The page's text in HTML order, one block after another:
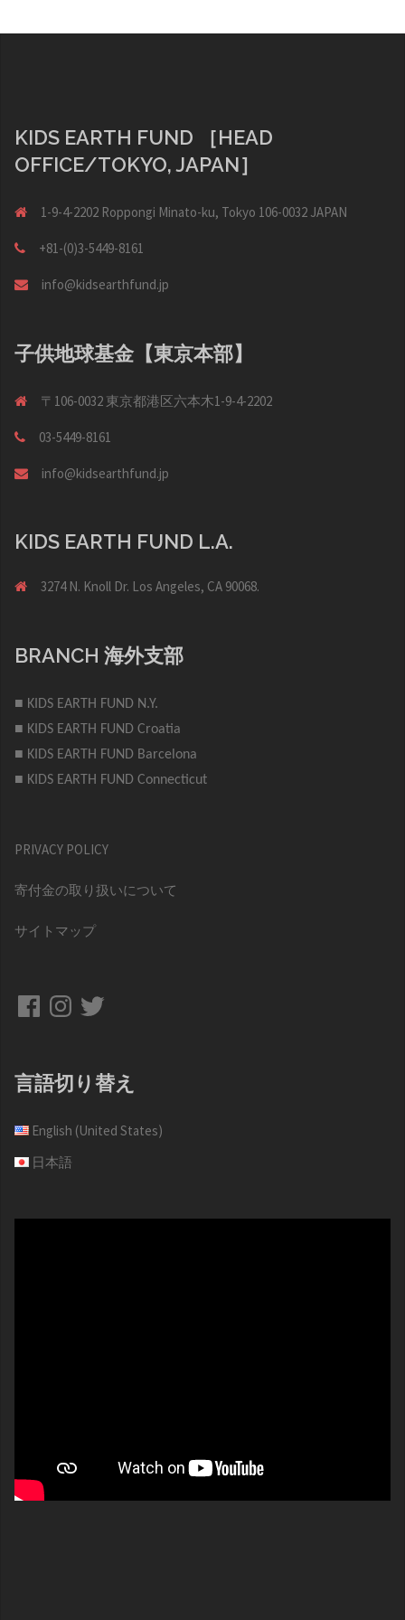
KIDS EARTH FUND ［HEAD
OFFICE/TOKYO, JAPAN］
1-9-4-2202 Roppongi Minato-ku, Tokyo 106-0032 JAPAN
+81-(0)3-5449-8161
info@kidsearthfund.jp
子供地球基金【東京本部】
〒106-0032 東京都港区六本木1-9-4-2202
03-5449-8161
info@kidsearthfund.jp
KIDS EARTH FUND L.A.
3274 N. Knoll Dr. Los Angeles, CA 90068.
BRANCH 海外支部
■ KIDS EARTH FUND N.Y.
■ KIDS EARTH FUND Croatia
■ KIDS EARTH FUND Barcelona
■ KIDS EARTH FUND Connecticut
PRIVACY POLICY
寄付金の取り扱いについて
サイトマップ
FacebookInstagram
Twitter
言語切り替え
English (United States)
日本語